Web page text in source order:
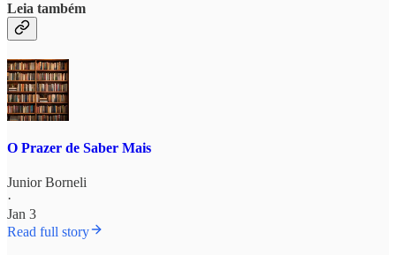
Leia também
O Prazer de Saber Mais
Junior Borneli
·
Jan 3
Read full story